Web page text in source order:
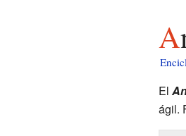
El
ágil.